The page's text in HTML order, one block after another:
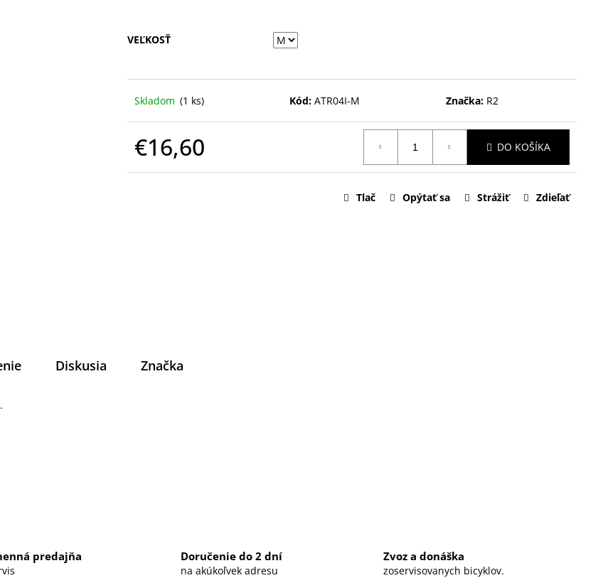
VEĽKOSŤ
Skladom (1 ks) Kód: ATR04I-M Značka: R2
€16,60 DO KOŠÍKA
Tlač Opýtať sa Strážiť Zdieľať
Diskusia Značka
predajňa Doručenie do 2 dní
na akúkoľvek adresu
Zvoz a donáška
zoservisovanych bicyklov.